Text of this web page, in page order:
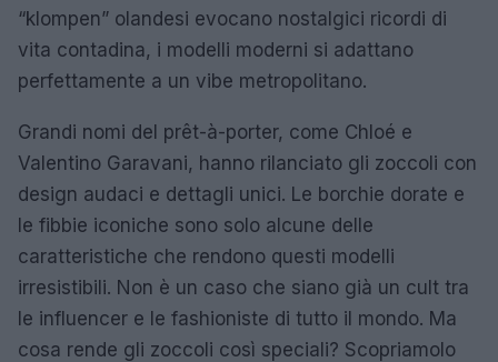
“klompen” olandesi evocano nostalgici ricordi di
vita contadina, i modelli moderni si adattano
perfettamente a un vibe metropolitano.
Grandi nomi del prêt-à-porter, come Chloé e
Valentino Garavani, hanno rilanciato gli zoccoli con
design audaci e dettagli unici. Le borchie dorate e
le fibbie iconiche sono solo alcune delle
caratteristiche che rendono questi modelli
irresistibili. Non è un caso che siano già un cult tra
le influencer e le fashioniste di tutto il mondo. Ma
cosa rende gli zoccoli così speciali? Scopriamolo